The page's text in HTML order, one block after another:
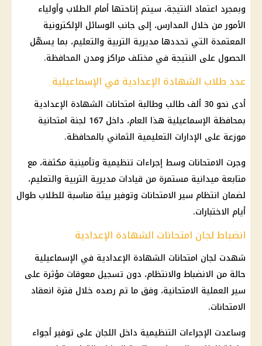
وبمجرد اعتماد النتيجة، سيتم إتاحتها أمام الطلاب وأولياء
الأمور من خلال المدارس، إلى جانب الوسائل الإلكترونية
المعتمدة التي تحددها مديرية التربية والتعليم، بما يسهّل
الحصول على النتيجة في مختلف مراكز ومدن المحافظة.
عدد طلاب الشهادة الإعدادية في الإسماعيلية
أدى نحو 30 ألف طالب وطالبة امتحانات الشهادة الإعدادية
بمحافظة الإسماعيلية هذا العام، داخل 167 لجنة امتحانية
موزعة على الإدارات التعليمية الثماني بالمحافظة.
وجرت الامتحانات وسط إجراءات تنظيمية وتأمينية مكثفة، مع
متابعة ميدانية مستمرة من قيادات مديرية التربية والتعليم،
لضمان انتظام سير الامتحانات وتوفير بيئة مناسبة للطلاب طوال
أيام الاختبارات.
انضباط لجان امتحانات الشهادة الإعدادية
شهدت لجان امتحانات الشهادة الإعدادية في الإسماعيلية
حالة من الانضباط والانتظام، دون تسجيل معوقات مؤثرة على
سير العملية الامتحانية، وفق ما تم رصده خلال فترة انعقاد
الامتحانات.
وساعدت الإجراءات التنظيمية داخل اللجان على توفير أجواء